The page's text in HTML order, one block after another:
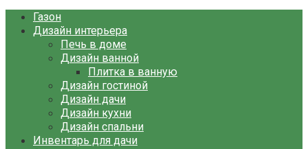
Газон
Дизайн интерьера
Печь в доме
Дизайн ванной
Плитка в ванную
Дизайн гостиной
Дизайн дачи
Дизайн кухни
Дизайн спальни
Инвентарь для дачи